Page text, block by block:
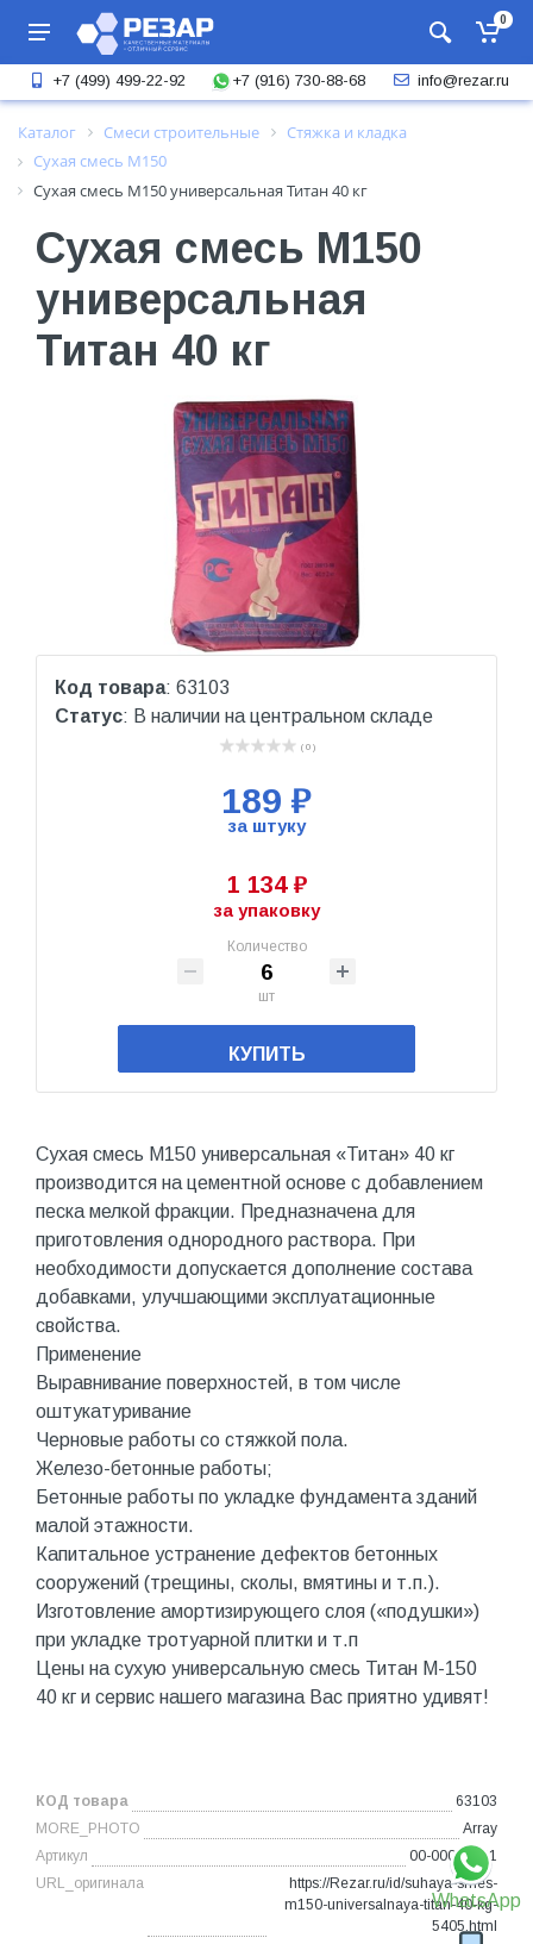
WhatsApp
0
+7 (499) 499-22-92 +7 (916) 730-88-68 info@rezar.ru
Каталог Смеси строительные
Стяжка и кладка
Сухая смесь М150
Сухая смесь М150 универсальная Титан 40 кг
Сухая смесь М150
универсальная
Титан 40 кг
Код товара: 63103
Статус: В наличии на центральном складе
( 0 )
189 ₽
за штуку
1 134 ₽
за упаковку
Количество
шт
КУПИТЬ
Сухая смесь М150 универсальная «Титан» 40 кг
производится на цементной основе с добавлением
песка мелкой фракции. Предназначена для
приготовления однородного раствора. При
необходимости допускается дополнение состава
добавками, улучшающими эксплуатационные
свойства.
Применение
Выравнивание поверхностей, в том числе
оштукатуривание
Черновые работы со стяжкой пола.
Железо-бетонные работы;
Бетонные работы по укладке фундамента зданий
малой этажности.
Капитальное устранение дефектов бетонных
сооружений (трещины, сколы, вмятины и т.п.).
Изготовление амортизирующего слоя («подушки»)
при укладке тротуарной плитки и т.п
Цены на сухую универсальную смесь Титан М-150
40 кг и сервис нашего магазина Вас приятно удивят!
КОД товара
63103
MORE_PHOTO
Array
Артикул
00-00000721
URL_оригинала
https://Rezar.ru/id/suhaya-smes-
m150-universalnaya-titan-40-kg-
5405.html